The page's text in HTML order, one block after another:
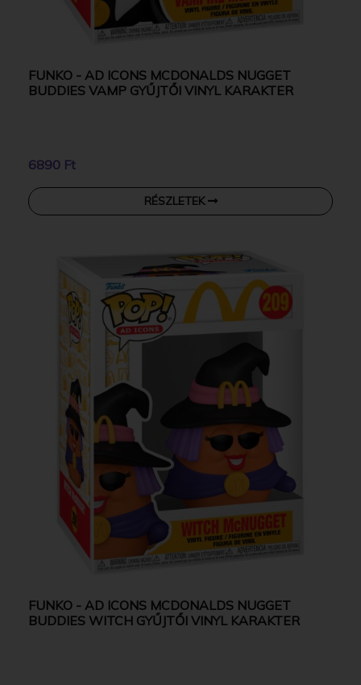
FUNKO - AD ICONS MCDONALDS NUGGET
BUDDIES VAMP GYŰJTŐI VINYL KARAKTER
6890 Ft
RÉSZLETEK
FUNKO - AD ICONS MCDONALDS NUGGET
BUDDIES WITCH GYŰJTŐI VINYL KARAKTER